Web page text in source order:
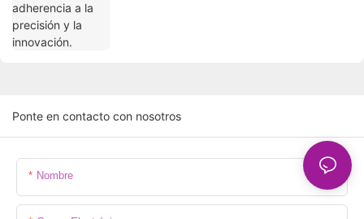
Ponte en contacto con nosotros
Nombre